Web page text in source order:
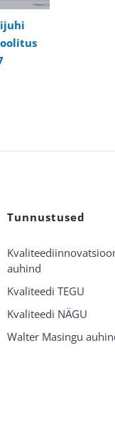
Tunnustused
auhind
Kvaliteedi TEGU
Kvaliteedi NÄGU
Walter Masingu